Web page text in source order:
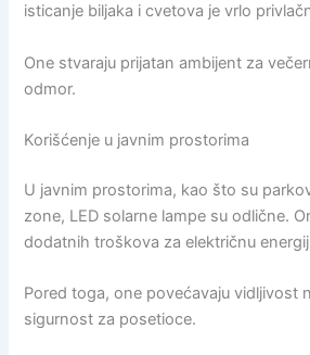
isticanje biljaka i cvetova je vrlo
One stvaraju prijatan ambijent za
odmor.
Korišćenje u javnim prostorima
U javnim prostorima, kao što su
zone, LED solarne lampe su odlične.
dodatnih troškova za električnu
Pored toga, one povećavaju vidljivost
sigurnost za posetioce.